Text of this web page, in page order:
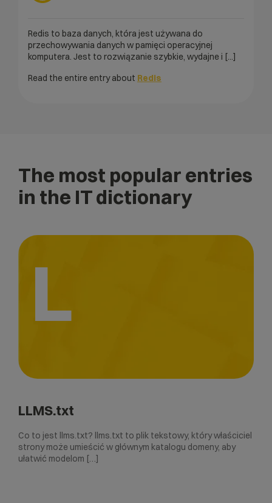
Redis to baza danych, która jest używana do
przechowywania danych w pamięci operacyjnej
komputera. Jest to rozwiązanie szybkie, wydajne i [...]
Read the entire entry about Redis
The most popular entries
in the IT dictionary
L
LLMS.txt
Co to jest llms.txt? llms.txt to plik tekstowy, który właściciel
strony może umieścić w głównym katalogu domeny, aby
ułatwić modelom […]